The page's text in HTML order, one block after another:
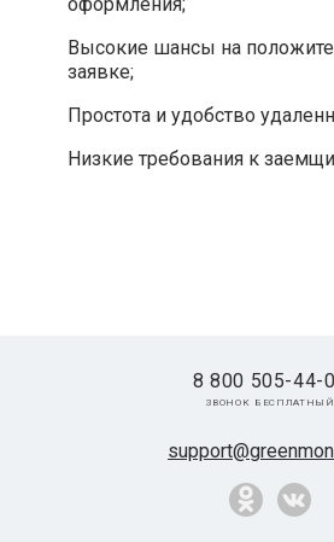
оформления;
Высокие шансы на
заявке;
Простота и удобство
Низкие требования к
8 800 505-44-
звонок бесплатный